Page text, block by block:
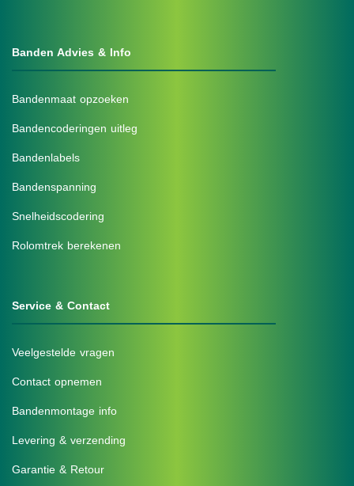
Banden Advies & Info
Bandenmaat opzoeken
Bandencoderingen uitleg
Bandenlabels
Bandenspanning
Snelheidscodering
Rolomtrek berekenen
Service & Contact
Veelgestelde vragen
Contact opnemen
Bandenmontage info
Levering & verzending
Garantie & Retour